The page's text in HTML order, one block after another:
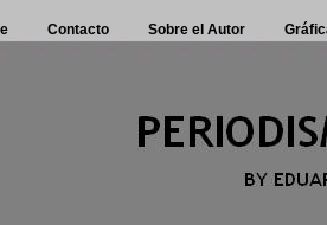
Contacto Sobre el Autor